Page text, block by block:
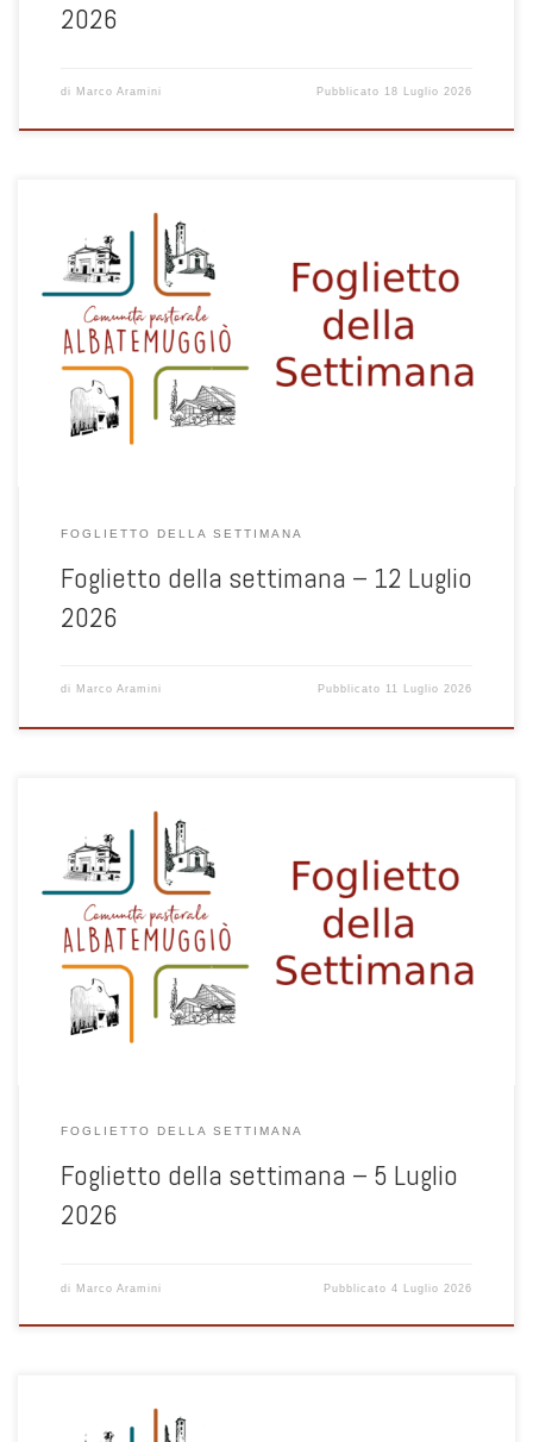
2026
di Marco Aramini Pubblicato 18 Luglio 2026
FOGLIETTO DELLA SETTIMANA
Foglietto della settimana – 12 Luglio
2026
di Marco Aramini Pubblicato 11 Luglio 2026
FOGLIETTO DELLA SETTIMANA
Foglietto della settimana – 5 Luglio
2026
di Marco Aramini Pubblicato4 Luglio 2026